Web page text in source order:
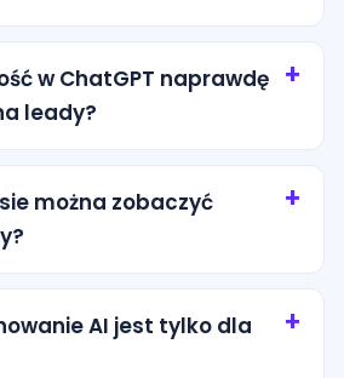
w ChatGPT naprawdę
leady?
zapytaniach o wysokiej
często pyta AI o rekomendację
jest bliżej decyzji niż osoba, która
wyniki wyszukiwania.
można zobaczyć
pojawiają się po kilku
podstaw. Trwalsze
regularnej pracy nad treścią,
AI jest tylko dla